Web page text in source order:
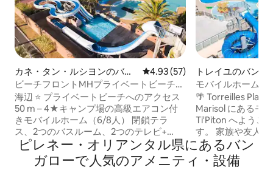
カネ・タン・ルシヨンのバン
ガロー
レビュー57件、5つ星中4.93つ
4.93 (57)
ビーチフロントMHプライベートビーチア
クセスAC Canet SIBLU
海辺 ⭐ プライベートビーチへのアクセス
50 m – 4★キャンプ場の高級エアコン付
きモバイルホーム（6/8人） 閉鎖テラ
ス、2つのバスルーム、2つのテレビ+
Netflix、専用駐車場 – 家族連れやカップ
ルに最適 MAR ESTANG SIBLU VILLAGE
4⭐ CANET-EN-ROUSSILLON 3つのプール
トレイユのバンガ
モバイルホーム 7
海に近い
🌴 Torreilles Plage
Marisol にあるモ
Ti'Piton へようこ
す。 家族や友人との休暇に最適（最大7名
様まで）。 お食事（プランチャ）やリラ
ックスできるテラス。 設備が充
コン、テレビ、
ピレネー・オリアンタル県にあるバン
ガローで人気のアメニティ・設備